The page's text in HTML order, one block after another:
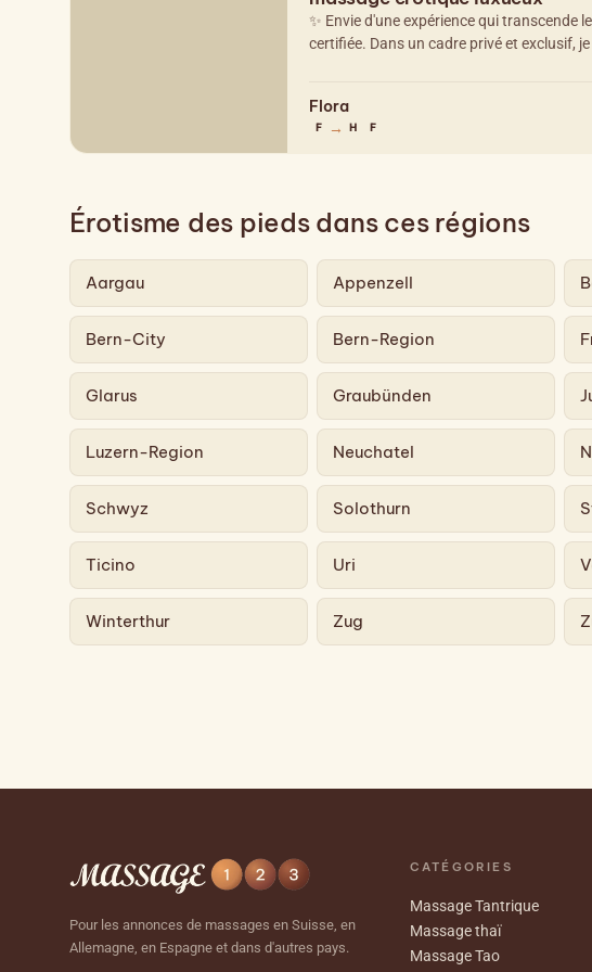
✨ Envie d'une expérience qui transcende
certifiée. Dans un cadre privé et exclusif,
Flora
F → H F
Érotisme des pieds dans ces régions
Aargau Appenzell
Bern-City Bern-Region
Glarus Graubünden
Luzern-Region Neuchatel
Schwyz Solothurn
Ticino Uri
Winterthur Zug
Pour les annonces de massages en Suisse, en
Allemagne, en Espagne et dans d'autres pays.
CATÉGORIES
Massage Tantrique
Massage thaï
Massage Tao